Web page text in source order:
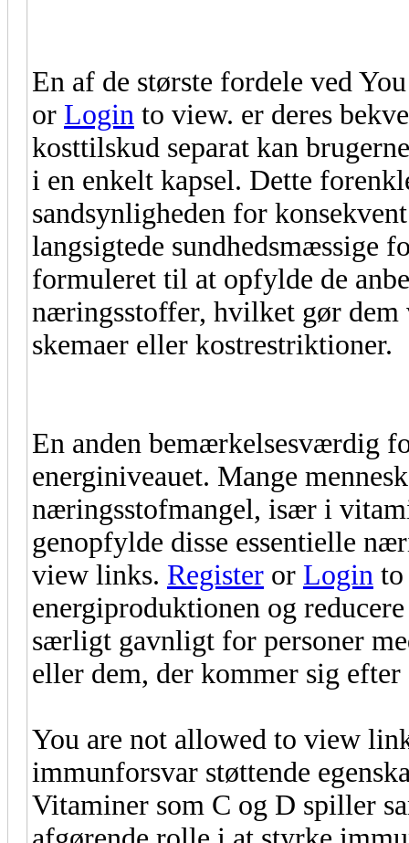
En af de største fordele ved
or Login to view. er deres
kosttilskud separat kan
i en enkelt kapsel. Dette
sandsynligheden for
langsigtede sundhedsmæssige
formuleret til at opfylde de
næringsstoffer, hvilket gør dem
skemaer eller kostrestriktioner.
En anden bemærkelsesværdig
energiniveauet. Mange
næringsstofmangel, især i
genopfylde disse essentielle
view links. Register or Login
energiproduktionen og
særligt gavnligt for personer
eller dem, der kommer sig efter
You are not allowed to view
immunforsvar støttende
Vitaminer som C og D spiller